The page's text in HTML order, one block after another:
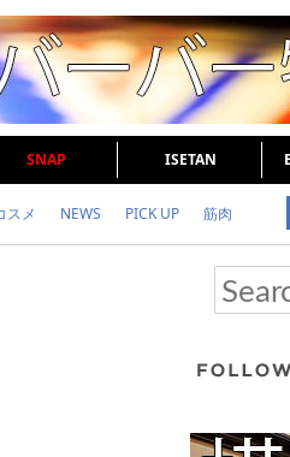
SNAP ISETAN
スメ NEWS PICK UP 筋肉
頭皮ケア